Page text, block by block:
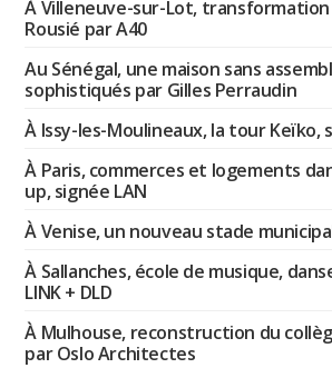
À Villeneuve-sur-Lot, transformation
Rousié par A40
Au Sénégal, une maison sans
sophistiqués par Gilles Perraudin
À Issy-les-Moulineaux, la tour Keïko,
À Paris, commerces et logements
up, signée LAN
À Venise, un nouveau stade
À Sallanches, école de musique,
LINK + DLD
À Mulhouse, reconstruction du
par Oslo Architectes